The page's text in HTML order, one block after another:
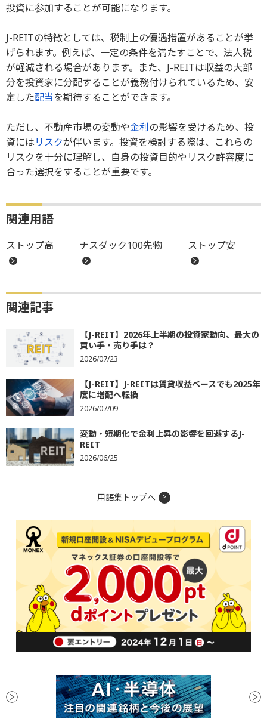
投資に参加することが可能になります。
J-REITの特徴としては、税制上の優遇措置があることが挙
げられます。例えば、一定の条件を満たすことで、法人税
が軽減される場合があります。また、J-REITは収益の大部
分を投資家に分配することが義務付けられているため、安
定した配当を期待することができます。
ただし、不動産市場の変動や金利の影響を受けるため、投
資にはリスクが伴います。投資を検討する際は、これらの
リスクを十分に理解し、自身の投資目的やリスク許容度に
合った選択をすることが重要です。
関連用語
ストップ高 ナスダック100先物 ストップ安
関連記事
【J-REIT】2026年上半期の投資家動向、最大の
買い手・売り手は？
2026/07/23
【J-REIT】J-REITは賃貸収益ベースでも2025年
度に増配へ転換
2026/07/09
変動・短期化で金利上昇の影響を回避するJ-
REIT
2026/06/25
用語集トップへ